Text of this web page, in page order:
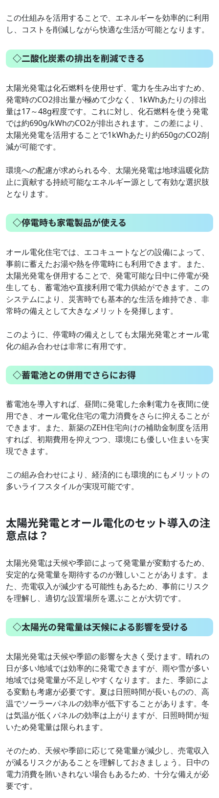
この仕組みを活用することで、エネルギーを効率的に利用
し、コストを削減しながら快適な生活が可能となります。
◇二酸化炭素の排出を削減できる
太陽光発電は化石燃料を使用せず、電力を生み出すため、
発電時のCO2排出量が極めて少なく、1kWhあたりの排出
量は17～48g程度です。これに対し、化石燃料を使う発電
では約690g/kWhのCO2が排出されます。この差により、
太陽光発電を活用することで1kWhあたり約650gのCO2削
減が可能です。
環境への配慮が求められる今、太陽光発電は地球温暖化防
止に貢献する持続可能なエネルギー源として有効な選択肢
となります。
◇停電時も家電製品が使える
オール電化住宅では、エコキュートなどの設備によって、
事前に蓄えたお湯や熱を停電時にも利用できます。また、
太陽光発電を併用することで、発電可能な日中に停電が発
生しても、蓄電池や直接利用で電力供給ができます。この
システムにより、災害時でも基本的な生活を維持でき、非
常時の備えとして大きなメリットを発揮します。
このように、停電時の備えとしても太陽光発電とオール電
化の組み合わせは非常に有用です。
◇蓄電池との併用でさらにお得
蓄電池を導入すれば、昼間に発電した余剰電力を夜間に使
用でき、オール電化住宅の電力消費をさらに抑えることが
できます。また、新築のZEH住宅向けの補助金制度を活用
すれば、初期費用を抑えつつ、環境にも優しい住まいを実
現できます。
この組み合わせにより、経済的にも環境的にもメリットの
多いライフスタイルが実現可能です。
太陽光発電とオール電化のセット導入の注
意点は？
太陽光発電は天候や季節によって発電量が変動するため、
安定的な発電量を期待するのが難しいことがあります。ま
た、売電収入が減少する可能性もあるため、事前にリスク
を理解し、適切な設置場所を選ぶことが大切です。
◇太陽光の発電量は天候による影響を受ける
太陽光発電は天候や季節の影響を大きく受けます。晴れの
日が多い地域では効率的に発電できますが、雨や雪が多い
地域では発電量が不足しやすくなります。また、季節によ
る変動も考慮が必要です。夏は日照時間が長いものの、高
温でソーラーパネルの効率が低下することがあります。冬
は気温が低くパネルの効率は上がりますが、日照時間が短
いため発電量は限られます。
そのため、天候や季節に応じて発電量が減少し、売電収入
が減るリスクがあることを理解しておきましょう。日中の
電力消費を賄いきれない場合もあるため、十分な備えが必
要です。